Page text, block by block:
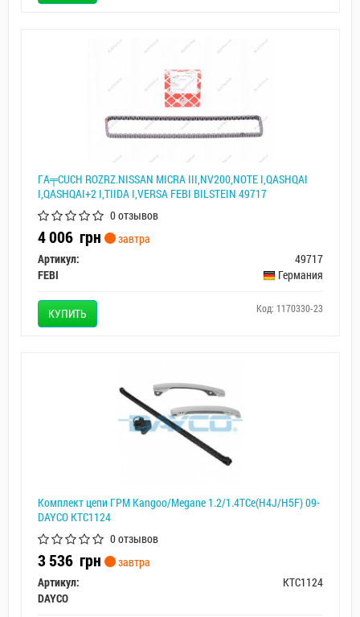
ГA╤CUCH ROZRZ.NISSAN MICRA III,NV200,NOTE I,QASHQAI
I,QASHQAI+2 I,TIIDA I,VERSA FEBI BILSTEIN 49717
0 отзывов
4 006 грн
завтра
Артикул:
49717
FEBI
Германия
КУПИТЬ Код: 1170330-23
Комплект цепи ГРМ Kangoo/Megane 1.2/1.4TCe(H4J/H5F) 09-
DAYCO KTC1124
0 отзывов
3 536 грн
завтра
Артикул:
KTC1124
DAYCO